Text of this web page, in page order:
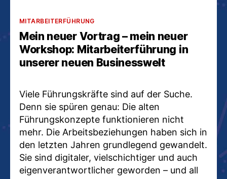
Kategorien
MITARBEITERFÜHRUNG
Mein neuer Vortrag – mein neuer
Workshop: Mitarbeiterführung in
unserer neuen Businesswelt
Viele Führungskräfte sind auf der Suche.
Denn sie spüren genau: Die alten
Führungskonzepte funktionieren nicht
mehr. Die Arbeitsbeziehungen haben sich in
den letzten Jahren grundlegend gewandelt.
Sie sind digitaler, vielschichtiger und auch
eigenverantwortlicher geworden – und all